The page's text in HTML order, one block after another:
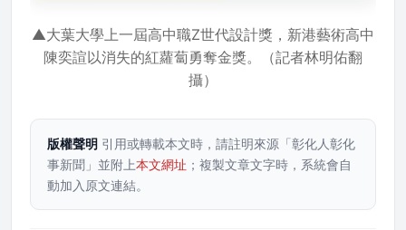
▲大葉大學上一屆高中職Z世代設計獎，新港藝術高中
陳奕諠以消失的紅蘿蔔勇奪金獎。（記者林明佑翻
攝）
版權聲明 引用或轉載本文時，請註明來源「彰化人彰化
事新聞」並附上本文網址 ；複製文章文字時，系統會自
動加入原文連結。